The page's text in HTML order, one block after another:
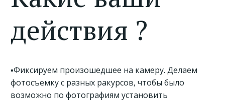
действия ?
▪️Фиксируем произошедшее на камеру. Делаем
фотосъемку с разных ракурсов, чтобы было
возможно по фотографиям установить